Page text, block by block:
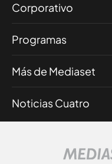
Corporativo
Programas
Más de Mediaset
Noticias Cuatro